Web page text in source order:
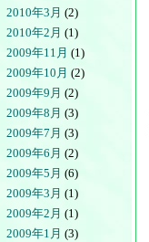
2010年3月 (2)
2010年2月 (1)
2009年11月 (1)
2009年10月 (2)
2009年9月 (2)
2009年8月 (3)
2009年7月 (3)
2009年6月 (2)
2009年5月 (6)
2009年3月 (1)
2009年2月 (1)
2009年1月 (3)